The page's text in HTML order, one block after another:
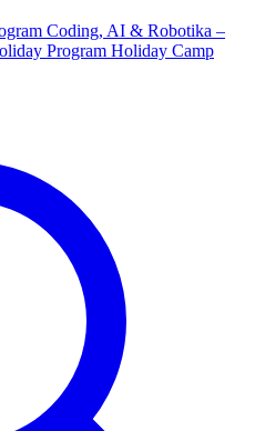
Coding, AI & Robotika –
Program Holiday Camp